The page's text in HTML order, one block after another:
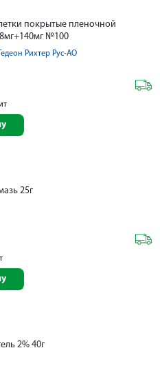
покрытые пленочной
№100
Рихтер Рус-АО
25г
2% 40г